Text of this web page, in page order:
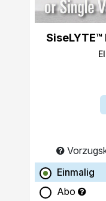
Einmalig
Abo